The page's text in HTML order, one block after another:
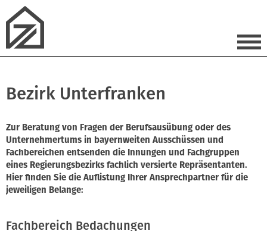
Bezirk Unterfranken
Zur Beratung von Fragen der Berufsausübung oder des
Unternehmertums in bayernweiten Ausschüssen und
Fachbereichen entsenden die Innungen und Fachgruppen
eines Regierungsbezirks fachlich versierte Repräsentanten.
Hier finden Sie die Auflistung Ihrer Ansprechpartner für die
jeweiligen Belange:
Fachbereich Bedachungen